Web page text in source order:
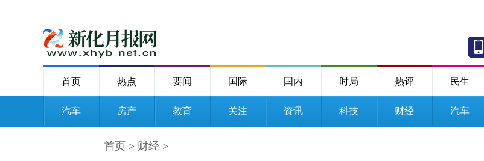
首页 热点 要闻 国际 国内 时局 热评 民生
汽车 房产 教育 关注 资讯 科技 财经 汽车
首页 > 财经 >